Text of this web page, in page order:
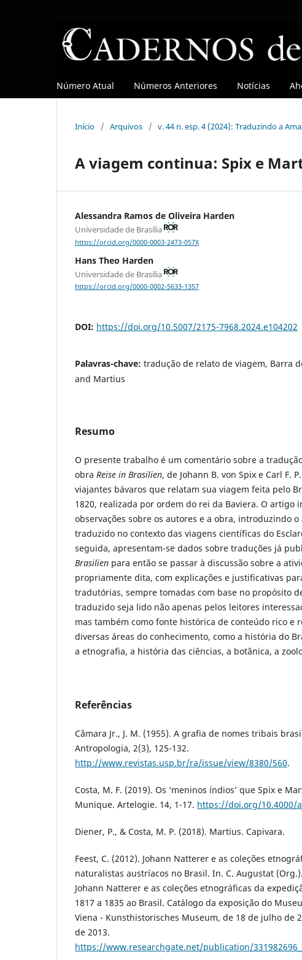
Número Atual Números Anteriores Notícias
Início / Arquivos / v. 44 n. esp. 4 (2024): Traduzindo a
A viagem continua: Spix e
Alessandra Ramos de Oliveira Harden
Universidade de Brasília
https://orcid.org/0000-0003-2473-057X
Hans Theo Harden
Universidade de Brasília
https://orcid.org/0000-0002-5633-1357
DOI: https://doi.org/10.5007/2175-7968.2024.e104202
Palavras-chave: tradução de relato de viagem, Barra
and Martius
Resumo
O presente trabalho é um comentário sobre a
obra Reise in Brasilien, de Johann B. von Spix e Carl F.
viajantes bávaros que relatam sua viagem feita pelo
1820, realizada por ordem do rei da Baviera. O artigo
observações sobre os autores e a obra, introduzindo
traduzido no contexto das viagens científicas do
seguida, apresentam-se dados sobre traduções já
Brasilien para então se passar à discussão sobre a
propriamente dita, com explicações e justificativas
tradutórias, sempre tomadas com base no propósito
traduzido seja lido não apenas pelos leitores
mas também como fonte histórica de conteúdo rico e
diversas áreas do conhecimento, como a história do
a etnografia, a história das ciências, a botânica, a
Referências
Câmara Jr., J. M. (1955). A grafia de nomes tribais
Antropologia, 2(3), 125-132.
http://www.revistas.usp.br/ra/issue/view/8380/560.
Costa, M. F. (2019). Os ‘meninos índios’ que Spix e
Munique. Artelogie. 14, 1-17. https://doi.org/10.4000/
Diener, P., & Costa, M. P. (2018). Martius. Capivara.
Feest, C. (2012). Johann Natterer e as coleções
naturalistas austríacos no Brasil. In. C. Augustat
Johann Natterer e as coleções etnográficas da
1817 a 1835 ao Brasil. Catálogo da exposição do
Viena - Kunsthistorisches Museum, de 18 de julho de
de 2013.
https://www.researchgate.net/publication/